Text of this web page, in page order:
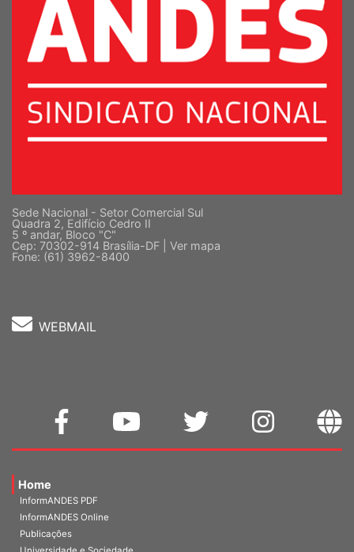
Sede Nacional - Setor Comercial Sul
Quadra 2, Edifício Cedro II
5 º andar, Bloco "C"
Cep: 70302-914 Brasília-DF | Ver mapa
Fone: (61) 3962-8400
WEBMAIL
Home
InformANDES PDF
InformANDES Online
Publicações